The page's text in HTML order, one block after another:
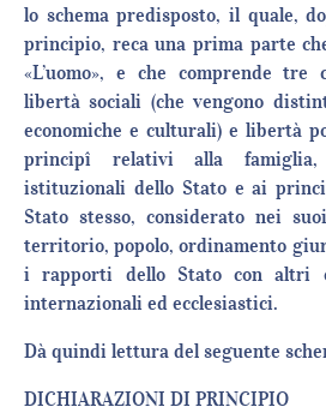
lo schema predisposto, il quale,
principio, reca una prima parte
«L’uomo», e che comprende
libertà sociali (che vengono
economiche e culturali) e libertà
principî relativi alla famiglia,
istituzionali dello Stato e ai
Stato stesso, considerato nei
territorio, popolo, ordinamento
i rapporti dello Stato con altri
internazionali ed ecclesiastici.
Dà quindi lettura del seguente
DICHIARAZIONI DI PRINCIPIO